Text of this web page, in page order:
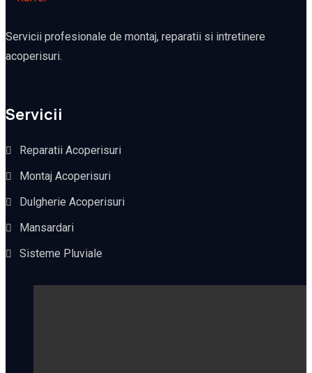
Servicii profesionale de montaj, reparatii si intretinere
acoperisuri.
Servicii
Reparatii Acoperisuri
Montaj Acoperisuri
Dulgherie Acoperisuri
Mansardari
Sisteme Pluviale